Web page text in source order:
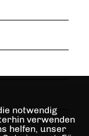
notwendig
verwenden
helfen, unser